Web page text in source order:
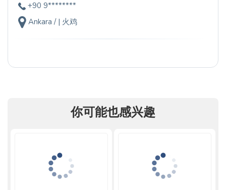
+90 9********
Ankara / | 火鸡
你可能也感兴趣